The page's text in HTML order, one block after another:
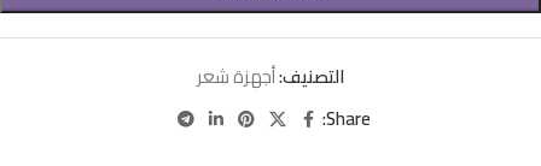
التصنيف:أجهزة شعر
Share: